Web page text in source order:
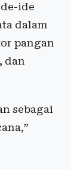
ide
dalam
pangan
dan
sebagai